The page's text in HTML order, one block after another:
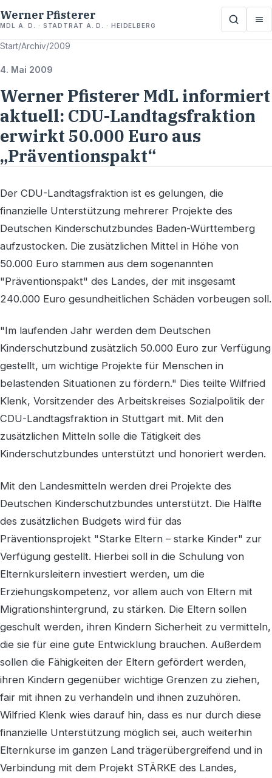
Werner Pfisterer
MDL A. D. · STADTRAT A. D. · HEIDELBERG
Start/Archiv/2009
4. Mai 2009
Werner Pfisterer MdL informiert
aktuell: CDU-Landtagsfraktion
erwirkt 50.000 Euro aus
„Präventionspakt“
Der CDU-Landtagsfraktion ist es gelungen, die
finanzielle Unterstützung mehrerer Projekte des
Deutschen Kinderschutzbundes Baden-Württemberg
aufzustocken. Die zusätzlichen Mittel in Höhe von
50.000 Euro stammen aus dem sogenannten
"Präventionspakt" des Landes, der mit insgesamt
240.000 Euro gesundheitlichen Schäden vorbeugen soll.
"Im laufenden Jahr werden dem Deutschen
Kinderschutzbund zusätzlich 50.000 Euro zur Verfügung
gestellt, um wichtige Projekte für Menschen in
belastenden Situationen zu fördern." Dies teilte Wilfried
Klenk, Vorsitzender des Arbeitskreises Sozialpolitik der
CDU-Landtagsfraktion in Stuttgart mit. Mit den
zusätzlichen Mitteln solle die Tätigkeit des
Kinderschutzbundes unterstützt und honoriert werden.
Mit den Landesmitteln werden drei Projekte des
Deutschen Kinderschutzbundes unterstützt. Die Hälfte
des zusätzlichen Budgets wird für das
Präventionsprojekt "Starke Eltern – starke Kinder" zur
Verfügung gestellt. Hierbei soll in die Schulung von
Elternkursleitern investiert werden, um die
Erziehungskompetenz, vor allem auch von Eltern mit
Migrationshintergrund, zu stärken. Die Eltern sollen
geschult werden, ihren Kindern Sicherheit zu vermitteln,
die sie für eine gute Entwicklung brauchen. Außerdem
sollen die Fähigkeiten der Eltern gefördert werden,
ihren Kindern gegenüber wichtige Grenzen zu ziehen,
fair mit ihnen zu verhandeln und ihnen zuzuhören.
Wilfried Klenk wies darauf hin, dass es nur durch diese
finanzielle Unterstützung möglich sei, auch weiterhin
Elternkurse im ganzen Land trägerübergreifend und in
Verbindung mit dem Projekt STÄRKE des Landes,